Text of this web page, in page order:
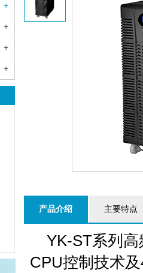
+
+
+
+
产品介绍 主要特点
YK-ST系列高
CPU控制技术